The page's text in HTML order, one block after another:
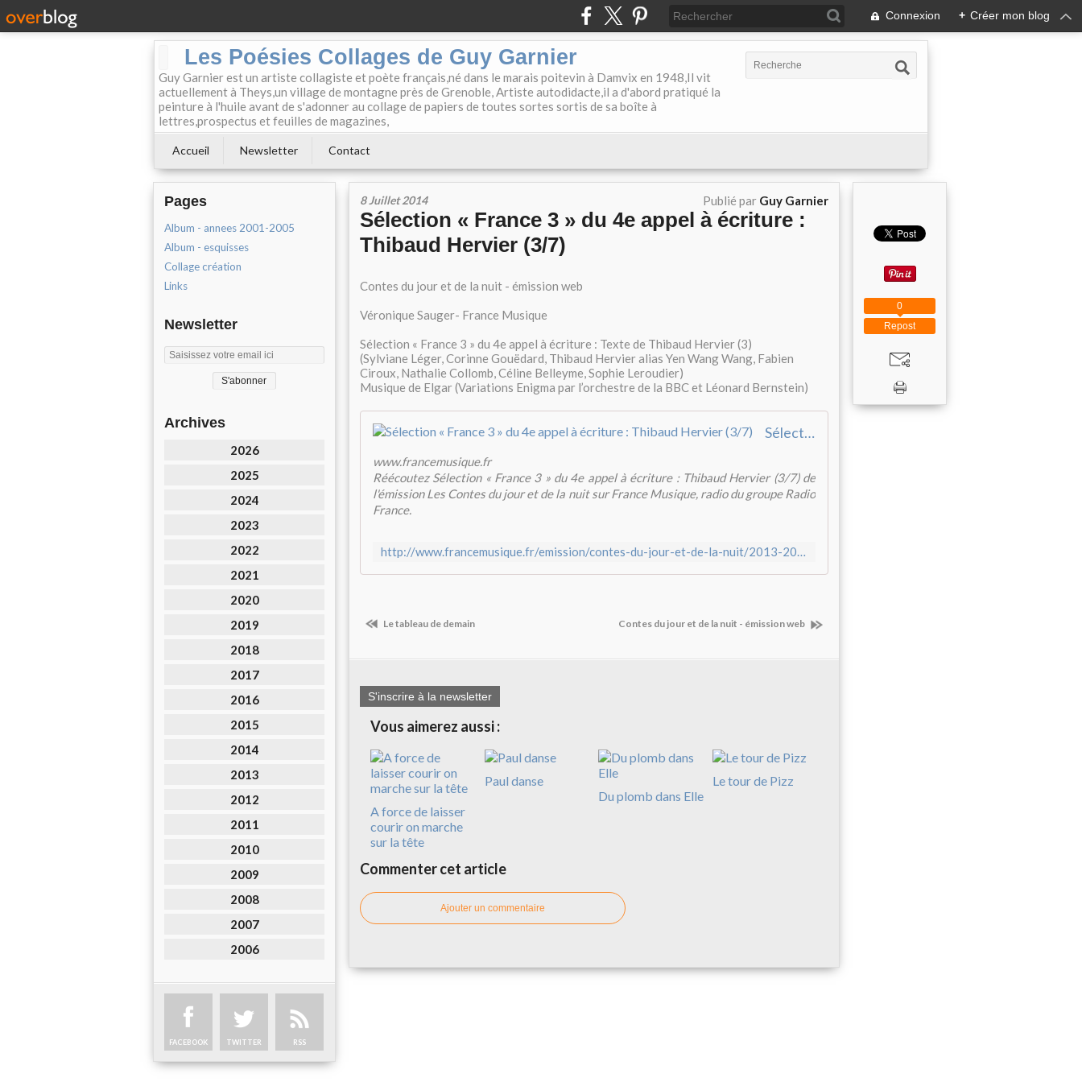
Connexion + Créer mon blog
Les Poésies Collages de Guy Garnier
Guy Garnier est un artiste collagiste et poète français,né dans le marais poitevin à Damvix en 1948,Il vit
actuellement à Theys,un village de montagne près de Grenoble, Artiste autodidacte,il a d'abord pratiqué la
peinture à l'huile avant de s'adonner au collage de papiers de toutes sortes sortis de sa boîte à
lettres,prospectus et feuilles de magazines,
Accueil Newsletter Contact
Pages
Album - annees 2001-2005
Album - esquisses
Collage création
Links
Newsletter
Archives
2026
2025
2024
2023
2022
2021
2020
2019
2018
2017
2016
2015
2014
2013
2012
2011
2010
2009
2008
2007
2006
FACEBOOK TWITTER RSS
8 Juillet 2014 Publié par Guy Garnier
Sélection « France 3 » du 4e appel à écriture :
Thibaud Hervier (3/7)
Contes du jour et de la nuit - émission web
Véronique Sauger- France Musique
Sélection « France 3 » du 4e appel à écriture : Texte de Thibaud Hervier (3)
(Sylviane Léger, Corinne Gouëdard, Thibaud Hervier alias Yen Wang Wang, Fabien
Ciroux, Nathalie Collomb, Céline Belleyme, Sophie Leroudier)
Musique de Elgar (Variations Enigma par l’orchestre de la BBC et Léonard Bernstein)
Sélection « France 3 » du 4e appel à écriture : Thibaud Hervier (3/7)
www.francemusique.fr
Réécoutez Sélection « France 3 » du 4e appel à écriture : Thibaud Hervier (3/7) de
l'émission Les Contes du jour et de la nuit sur France Musique, radio du groupe Radio
France.
http://www.francemusique.fr/emission/contes-du-jour-et-de-la-nuit/2013-2014/selection-france-3-du-4e-appel-ecriture-thibaud-hervier-3-7-07-09-2014-00-00
Le tableau de demain Contes du jour et de la nuit - émission web
S'inscrire à la newsletter
Vous aimerez aussi :
A force de laisser
courir on marche
sur la tête
Paul danse
Du plomb dans Elle
Le tour de Pizz
Commenter cet article
Ajouter un commentaire
Repost
0